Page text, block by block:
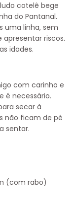
cotelê bege
do Pantanal.
uma linha, sem
riscos.
idades.
com carinho e
é necessário.
secar à
não ficam de pé
sentar.
(com rabo)